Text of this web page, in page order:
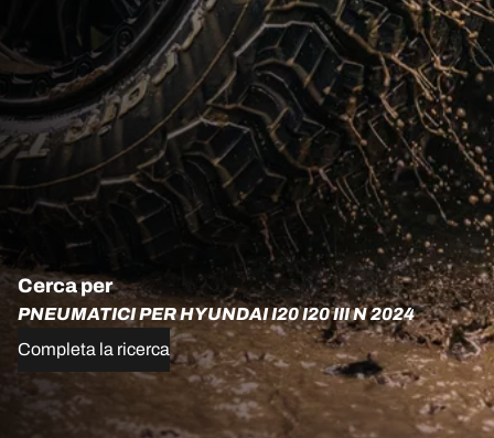
Cerca per
PNEUMATICI PER HYUNDAI I20 I20 III N 2024
Completa la ricerca